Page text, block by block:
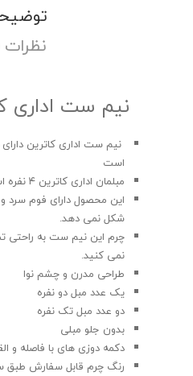
نظرات
نیم ست اداری
نیم ست اداری کاترین
است
مبلمان اداری کاترین ۴ نفره است.
این محصول دارای فوم سرد
شکل نمی دهد.
چرم این نیم ست به راحتی
نمی کنید.
طراحی مدرن و چشم نوا
یک عدد مبل دو نفره
دو عدد مبل تک نفره
بدون جلو مبلی
دکمه دوزی های با فاصله و
رنگ چرم قابل سفارش طبق